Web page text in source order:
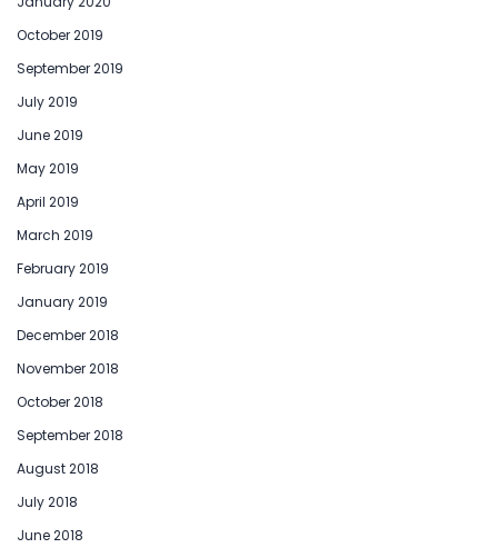
October 2019
September 2019
July 2019
June 2019
May 2019
April 2019
March 2019
February 2019
January 2019
December 2018
November 2018
October 2018
September 2018
August 2018
July 2018
June 2018